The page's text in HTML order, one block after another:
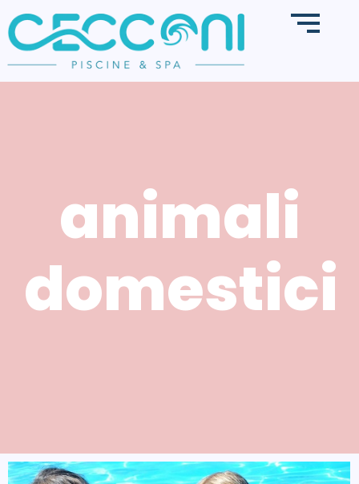
animali
domestici